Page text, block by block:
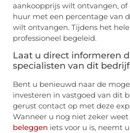
aankoopprijs wilt ontvangen,
huur met een percentage van
wilt ontvangen. Tijdens het
professioneel begeleid.
Laat u direct informeren
specialisten van dit bedrijf
Bent u benieuwd naar de
investeren in vastgoed van dit
gerust contact op met deze
Wanneer u nog niet zeker
beleggen iets voor u is, neemt